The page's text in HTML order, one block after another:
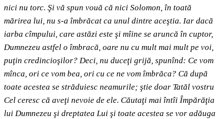
nici nu torc. Şi vă spun vouă că nici Solomon, în toată
mărirea lui, nu s-a îmbrăcat ca unul dintre aceştia. Iar dacă
iarba cîmpului, care astăzi este şi mîine se aruncă în cuptor,
Dumnezeu astfel o îmbracă, oare nu cu mult mai mult pe voi,
puţin credincioşilor? Deci, nu duceţi grijă, spunînd: Ce vom
mînca, ori ce vom bea, ori cu ce ne vom îmbrăca? Că după
toate acestea se străduiesc neamurile; ştie doar Tatăl vostru
Cel ceresc că aveţi nevoie de ele. Căutaţi mai întîi Împărăţia
lui Dumnezeu şi dreptatea Lui şi toate acestea se vor adăuga